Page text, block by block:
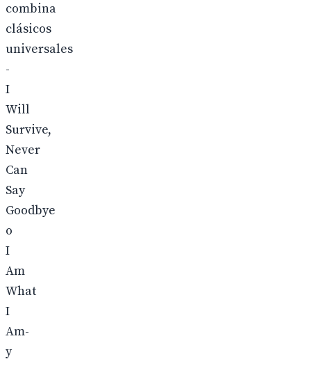
combina
clásicos
universales
-
I
Will
Survive,
Never
Can
Say
Goodbye
o
I
Am
What
I
Am-
y